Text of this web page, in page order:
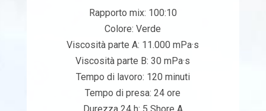
Rapporto mix: 100:10
Colore: Verde
Viscosità parte A: 11.000 mPa·s
Viscosità parte B: 30 mPa·s
Tempo di lavoro: 120 minuti
Tempo di presa: 24 ore